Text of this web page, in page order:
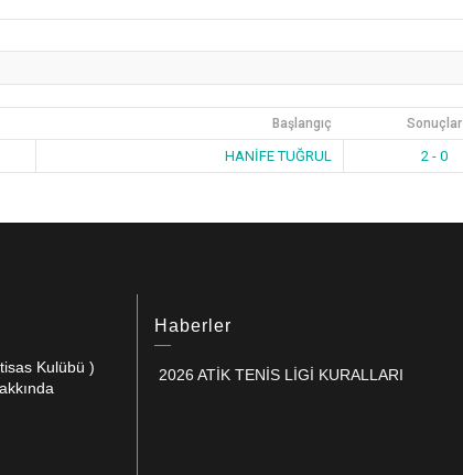
Başlangıç Sonuçlar
HANİFE TUĞRUL 2 - 0
Kulübü )
Haberler
2026 ATİK TENİS LİGİ KURALLARI